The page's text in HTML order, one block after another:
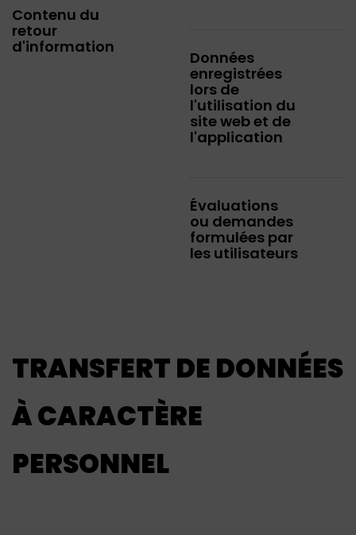
Contenu du
retour
d'information
Données
enregistrées
lors de
l'utilisation du
site web et de
l'application
Évaluations
ou demandes
formulées par
les utilisateurs
TRANSFERT DE DONNÉES
À CARACTÈRE
PERSONNEL